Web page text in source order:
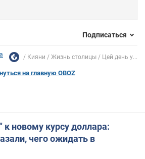
Подписаться
Кияни Жизнь столицы Цей день у...
на главную OBOZ
к новому курсу доллара:
чего ожидать в